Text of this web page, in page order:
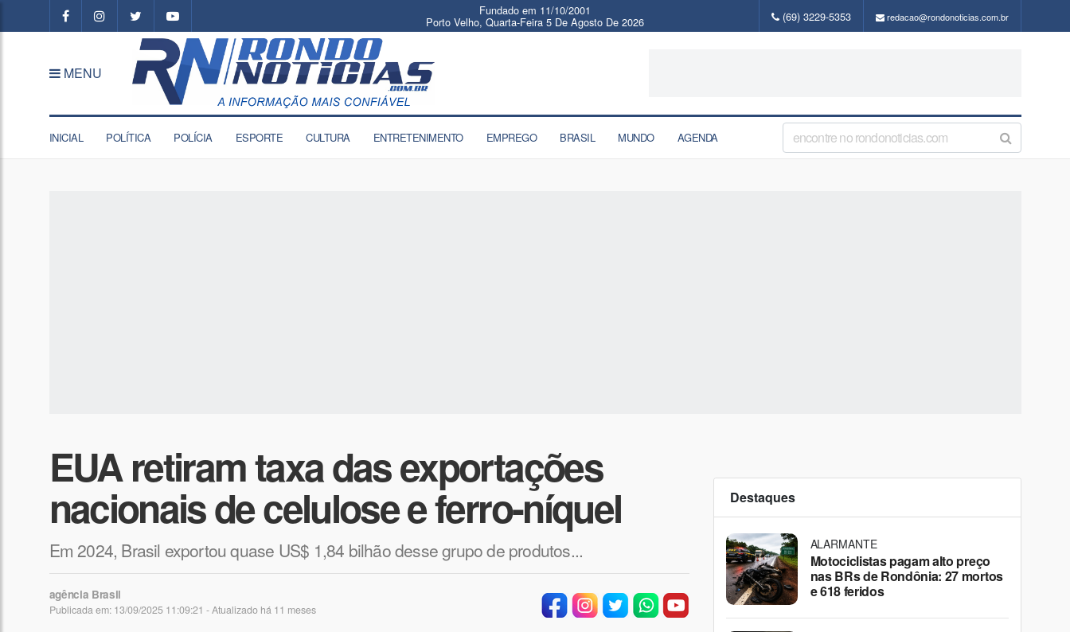
Fundado em 11/10/2001
Porto Velho, Quarta-Feira 5 De Agosto De 2026 (69) 3229-5353 redacao@rondonoticias.com.br
MENU
INICIAL POLÍTICA POLÍCIA ESPORTE CULTURA ENTRETENIMENTO EMPREGO BRASIL MUNDO AGENDA
EUA retiram taxa das exportações
nacionais de celulose e ferro-níquel
Em 2024, Brasil exportou quase US$ 1,84 bilhão desse grupo de produtos...
agência Brasil
Publicada em: 13/09/2025 11:09:21 - Atualizado há 11 meses
Destaques
ALARMANTE
Motociclistas pagam alto preço
nas BRs de Rondônia: 27 mortos
e 618 feridos